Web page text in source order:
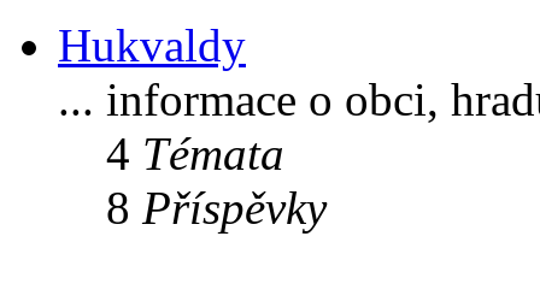
Hukvaldy
... informace o obci,
4 Témata
8 Příspěvky